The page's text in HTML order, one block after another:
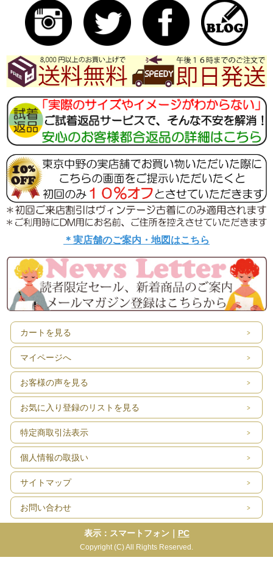
スタイリングに使用のコートはこちら
【送料無料】60年代フランス製 レッド X ウール チェス
ター コート 23FC312【ヨーロッパ古着】
□ 商品名・商品コード
60年代製 ブルー X ホワイト ウール ツイード フリンジ
□ 素材/伸縮性/透け感 : 素材 ウール
□ コンディション:
【５段階評価】：A 目立つダメージはなく、キレイな状
態です。
＊実店舗のご案内・地図はこちら
カートを見る
マイページへ
お客様の声を見る
お気に入り登録のリストを見る
特定商取引法表示
個人情報の取扱い
サイトマップ
お問い合わせ
表示：スマートフォン｜ PC
Copyright (C) All Rights Reserved.